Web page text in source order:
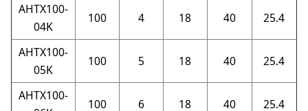
AHTX100-
04K
100 4 18 40 25.4
AHTX100-
05K
100 5 18 40 25.4
AHTX100-
100 6 18 40 25.4